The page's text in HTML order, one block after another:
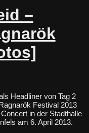
–
Headliner von Tag 2
Festival 2013
in der Stadthalle
am 6. April 2013.